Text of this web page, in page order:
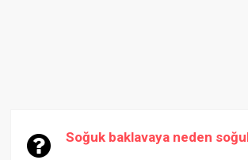
Soğuk baklavaya neden